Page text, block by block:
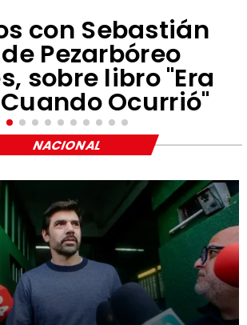
con Sebastián
Pezarbóreo
sobre libro "Era
Ocurrió"
NACIONAL